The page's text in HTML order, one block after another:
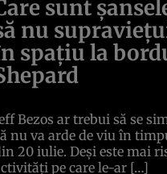
sunt
nu
spațiu la
Bezos ar trebui să se
nu va arde de viu în
20 iulie. Deși este mai
pe care le-ar […]